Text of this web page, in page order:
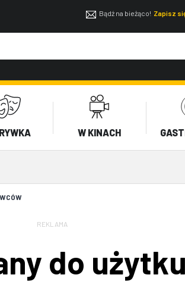
Bądź na bieżąco! Zapisz
W KINACH
REKLAMA
do